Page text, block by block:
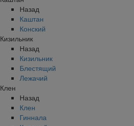
Назад
Каштан
Конский
Кизильник
Назад
Кизильник
Блестящий
Лежачий
Клен
Назад
Клен
Гиннала